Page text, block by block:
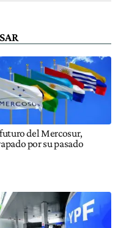
del Mercosur,
por su pasado